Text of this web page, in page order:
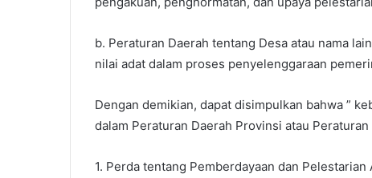
b. Peraturan Daerah tentang Desa atau nama
nilai adat dalam proses penyelenggaraan
Dengan demikian, dapat disimpulkan bahwa ”
dalam Peraturan Daerah Provinsi atau
1. Perda tentang Pemberdayaan dan